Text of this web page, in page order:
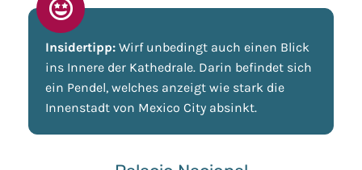
Insidertipp: Wirf unbedingt auch einen Blick
ins Innere der Kathedrale. Darin befindet sich
ein Pendel, welches anzeigt wie stark die
Innenstadt von Mexico City absinkt.